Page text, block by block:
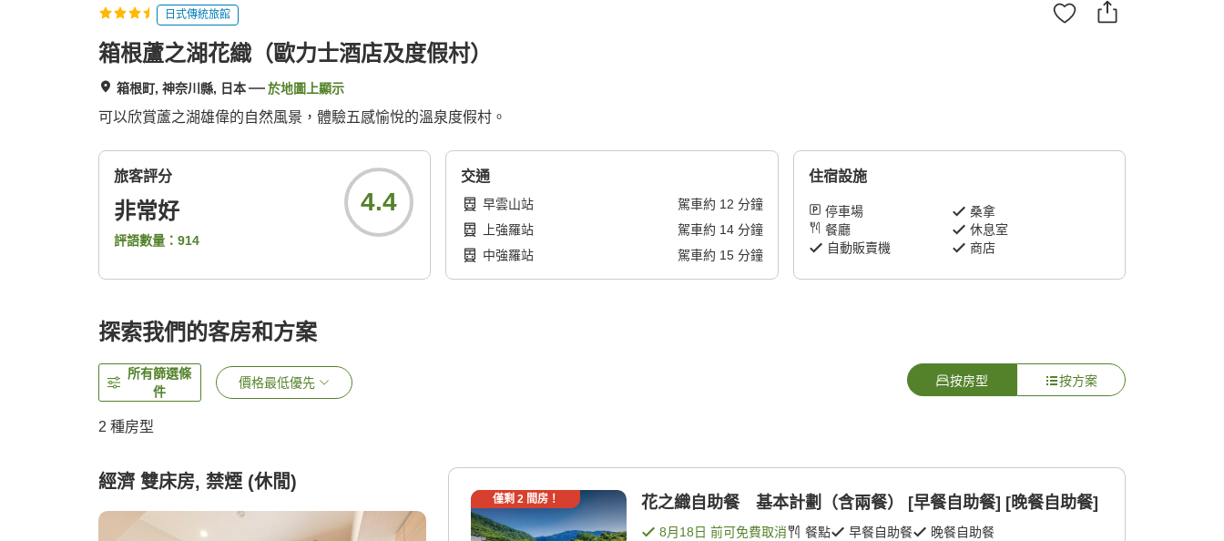
日式傳統旅館
箱根蘆之湖花織（歐力士酒店及度假村）
箱根町, 神奈川縣, 日本 於地圖上顯示
可以欣賞蘆之湖雄偉的自然風景，體驗五感愉悅的溫泉度假村。
旅客評分
非常好
評語數量： 914
4.4
交通
早雲山站 駕車約 12 分鐘
上強羅站
駕車約 14分鐘
中強羅站
駕車約 15分鐘
住宿設施
停車場
桑拿
餐廳
休息室
自動販賣機
商店
探索我們的客房和方案
所有篩選條
件
價格最低優先 按房型 按方案
2 種房型
經濟 雙床房, 禁煙 (休閒)
僅剩 2間房！ 花之織自助餐 基本計劃（含兩餐） [早餐自助餐] [晚餐自助餐]
8月18日 前可免費取消 餐點 早餐自助餐
晚餐自助餐